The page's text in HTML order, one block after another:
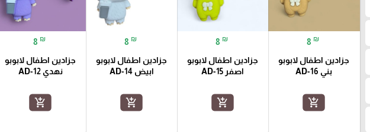
8 ₪
جزادين اطفال لابوبو
بني AD-16
add_shopping_cart
8 ₪
جزادين اطفال لابوبو
اصفر AD-15
add_shopping_cart
8 ₪
جزادين اطفال لابوبو
ابيض AD-14
add_shopping_cart
8 ₪
جزادين اطفال لابوبو
نهدي AD-12
add_shopping_cart